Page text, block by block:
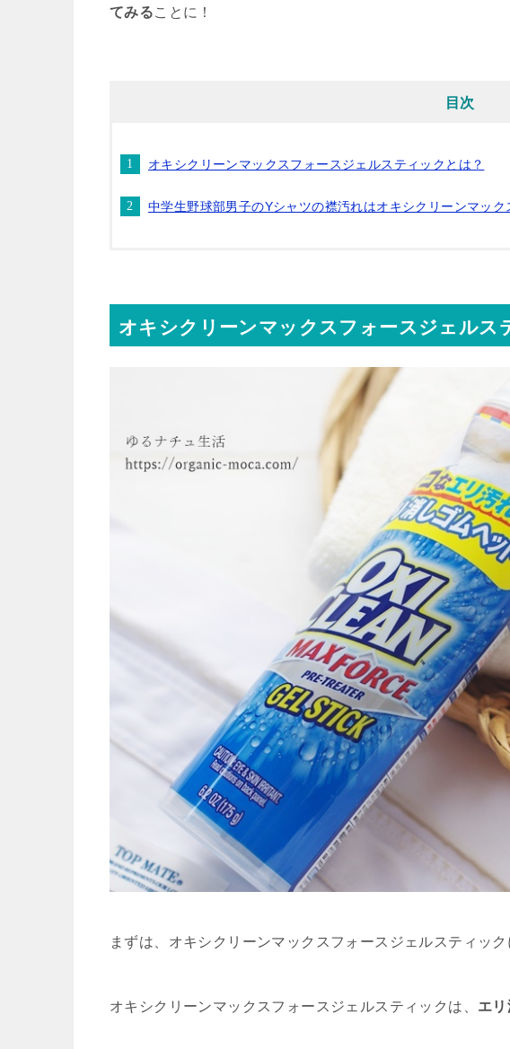
てみることに！
目次
オキシクリーンマックスフォースジェルスティックとは？
中学生野球部男子のYシャツの襟汚れはオキシクリーンマッ
オキシクリーンマックスフォースジェルス
まずは、オキシクリーンマックスフォースジェルスティッ
オキシクリーンマックスフォースジェルスティックは、 エ